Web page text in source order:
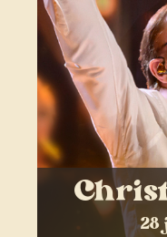
28